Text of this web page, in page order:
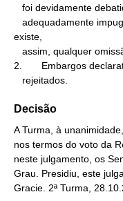
existe,
2.       Embargos
   rejeitados.
Decisão
A Turma, à
nos termos do voto da
neste julgamento, os
Grau. Presidiu, este
Gracie. 2ª Turma,